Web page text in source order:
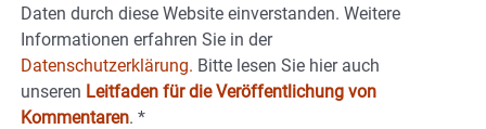
Daten durch diese Website einverstanden. Weitere
Informationen erfahren Sie in der
Datenschutzerklärung. Bitte lesen Sie hier auch
unseren Leitfaden für die Veröffentlichung von
Kommentaren. *